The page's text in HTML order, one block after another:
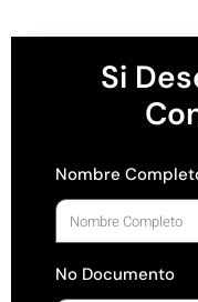
Si
Nombre
No Documento